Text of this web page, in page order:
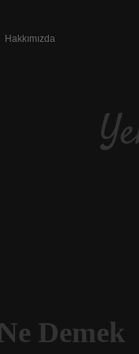
Hakkımızda
Demek